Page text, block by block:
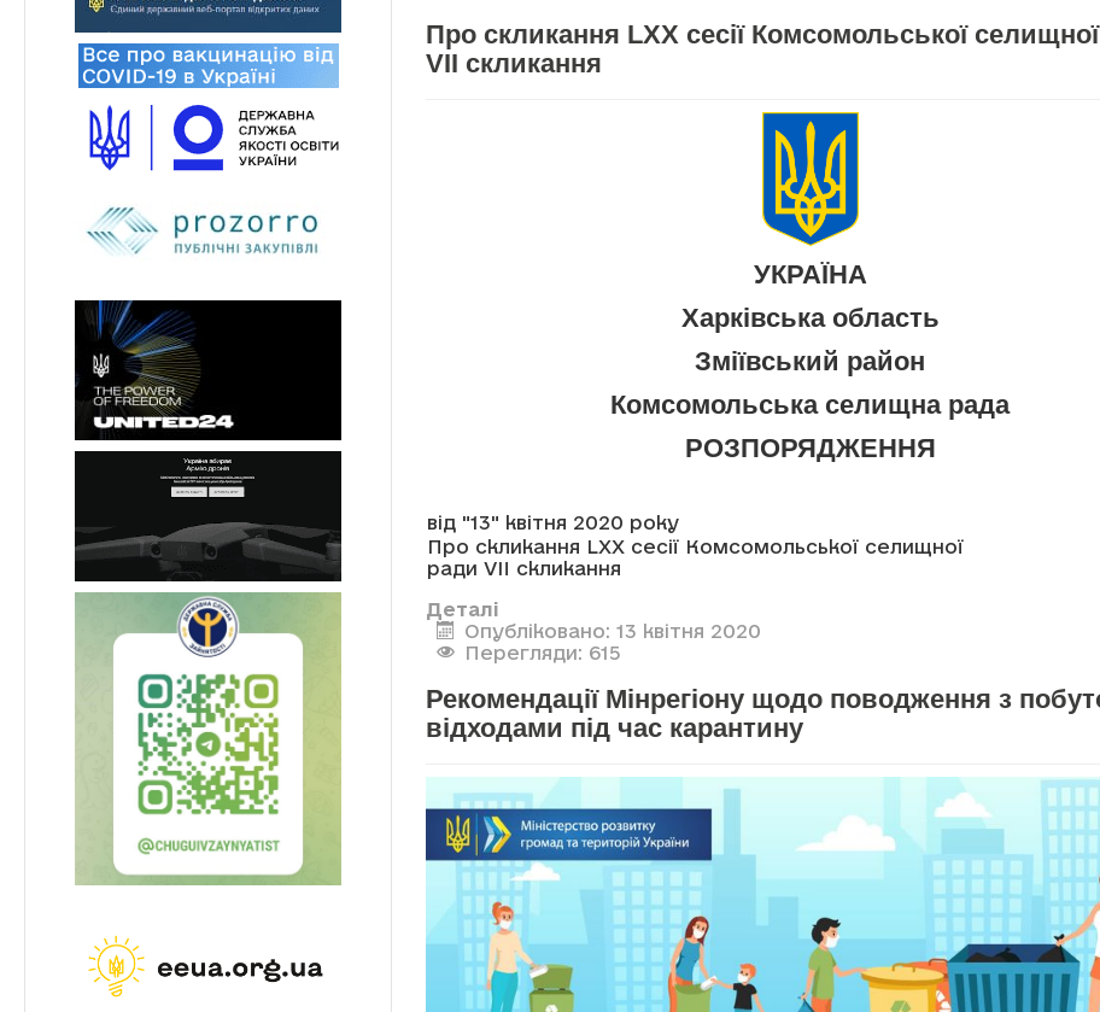
Про скликання LXX сесії Комсомольської
VII скликання
УКРАЇНА
Харківська область
Зміївський район
Комсомольська селищна рада
РОЗПОРЯДЖЕННЯ
від "13" квітня 2020 року
Про скликання LXX сесії Комсомольської селищної
ради VII скликання
Деталі
Опубліковано: 13 квітня 2020
Перегляди: 615
Рекомендації Мінрегіону щодо поводження з
відходами під час карантину